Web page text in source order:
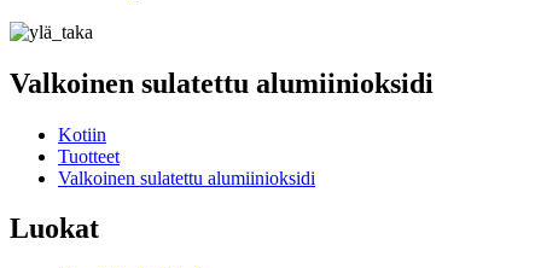
Valkoinen sulatettu alumiinioksidi
Kotiin
Tuotteet
Valkoinen sulatettu alumiinioksidi
Luokat